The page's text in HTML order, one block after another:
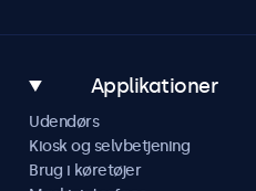
Applikationer
Udendørs
Kiosk og selvbetjening
Brug i køretøjer